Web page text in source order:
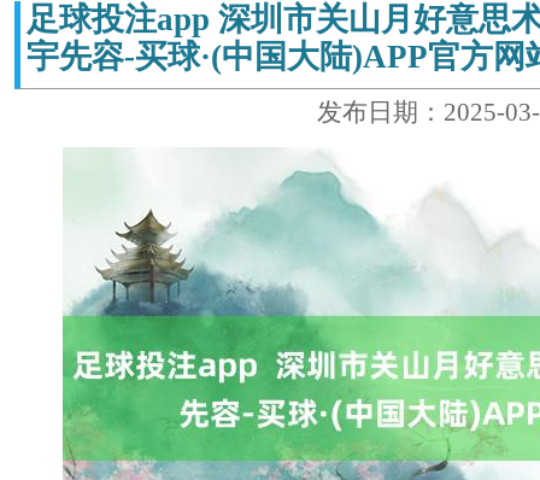
足球投注app 深圳市关山月好意思
宇先容-买球·(中国大陆)APP官方网
发布日期：2025-